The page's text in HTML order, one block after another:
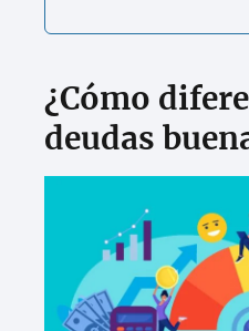
¿Cómo
deudas